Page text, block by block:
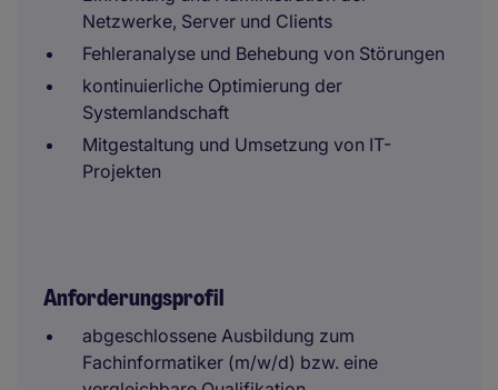
Netzwerke, Server und Clients
Fehleranalyse und Behebung von Störungen
kontinuierliche Optimierung der
Systemlandschaft
Mitgestaltung und Umsetzung von IT-
Projekten
Anforderungsprofil
abgeschlossene Ausbildung zum
Fachinformatiker (m/w/d) bzw. eine